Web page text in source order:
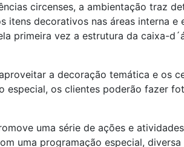
circenses, a ambientação traz
decorativos nas áreas interna
primeira vez a estrutura da caixa-
a decoração temática e os
especial, os clientes poderão fazer
uma série de ações e
uma programação especial,